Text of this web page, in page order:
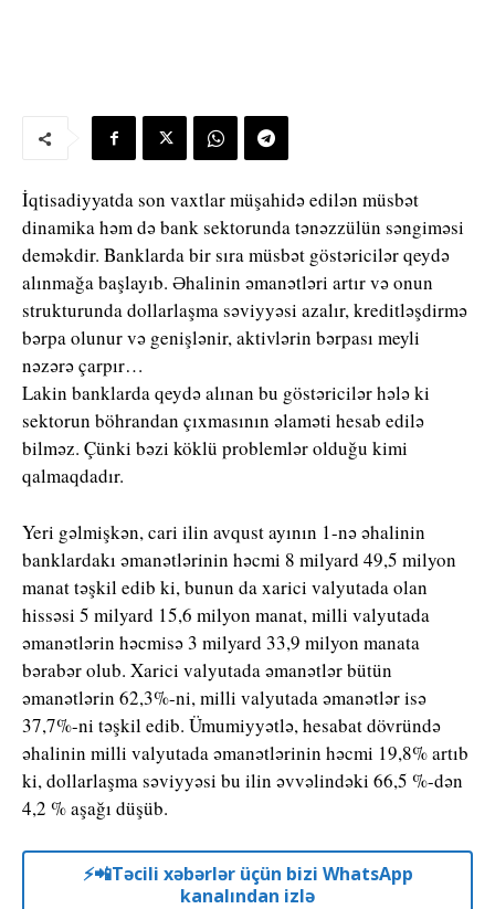
İqtisadiyyatda son vaxtlar müşahidə edilən müsbət
dinamika həm də bank sektorunda tənəzzülün səngiməsi
deməkdir. Banklarda bir sıra müsbət göstəricilər qeydə
alınmağa başlayıb. Əhalinin əmanətləri artır və onun
strukturunda dollarlaşma səviyyəsi azalır, kreditləşdirmə
bərpa olunur və genişlənir, aktivlərin bərpası meyli
nəzərə çarpır…
Lakin banklarda qeydə alınan bu göstəricilər hələ ki
sektorun böhrandan çıxmasının əlaməti hesab edilə
bilməz. Çünki bəzi köklü problemlər olduğu kimi
qalmaqdadır.
Yeri gəlmişkən, cari ilin avqust ayının 1-nə əhalinin
banklardakı əmanətlərinin həcmi 8 milyard 49,5 milyon
manat təşkil edib ki, bunun da xarici valyutada olan
hissəsi 5 milyard 15,6 milyon manat, milli valyutada
əmanətlərin həcmisə 3 milyard 33,9 milyon manata
bərabər olub. Xarici valyutada əmanətlər bütün
əmanətlərin 62,3%-ni, milli valyutada əmanətlər isə
37,7%-ni təşkil edib. Ümumiyyətlə, hesabat dövründə
əhalinin milli valyutada əmanətlərinin həcmi 19,8% artıb
ki, dollarlaşma səviyyəsi bu ilin əvvəlindəki 66,5 %-dən
4,2 % aşağı düşüb.
⚡️📲Təcili xəbərlər üçün bizi WhatsApp
kanalından izlə